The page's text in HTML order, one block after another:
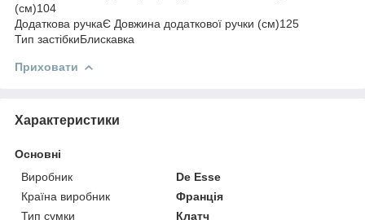
(см)104
Додаткова ручкаЄ Довжина додаткової ручки (см)125
Тип застібкиБлискавка
Приховати
Характеристики
Основні
Виробник
De Esse
Країна виробник
Франція
Тип сумки
Клатч